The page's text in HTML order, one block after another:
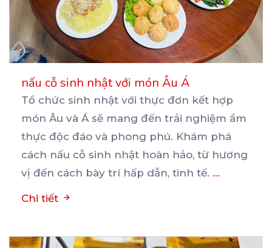
nấu cỗ sinh nhật với món Âu Á
Tổ chức sinh nhật với thực đơn kết hợp
món Âu và Á sẽ mang đến trải nghiệm ẩm
thực độc đáo và phong phú. Khám phá
cách nấu cỗ sinh nhật hoàn hảo, từ hương
vị đến cách bày trí hấp dẫn, tinh tế. ...
Chi tiết